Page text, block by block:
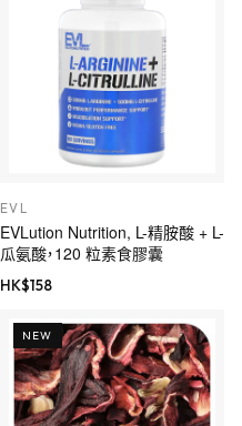
EVL
EVLution Nutrition, L-精胺酸 + L-
瓜氨酸，120 粒素食膠囊
HK$158
NEW